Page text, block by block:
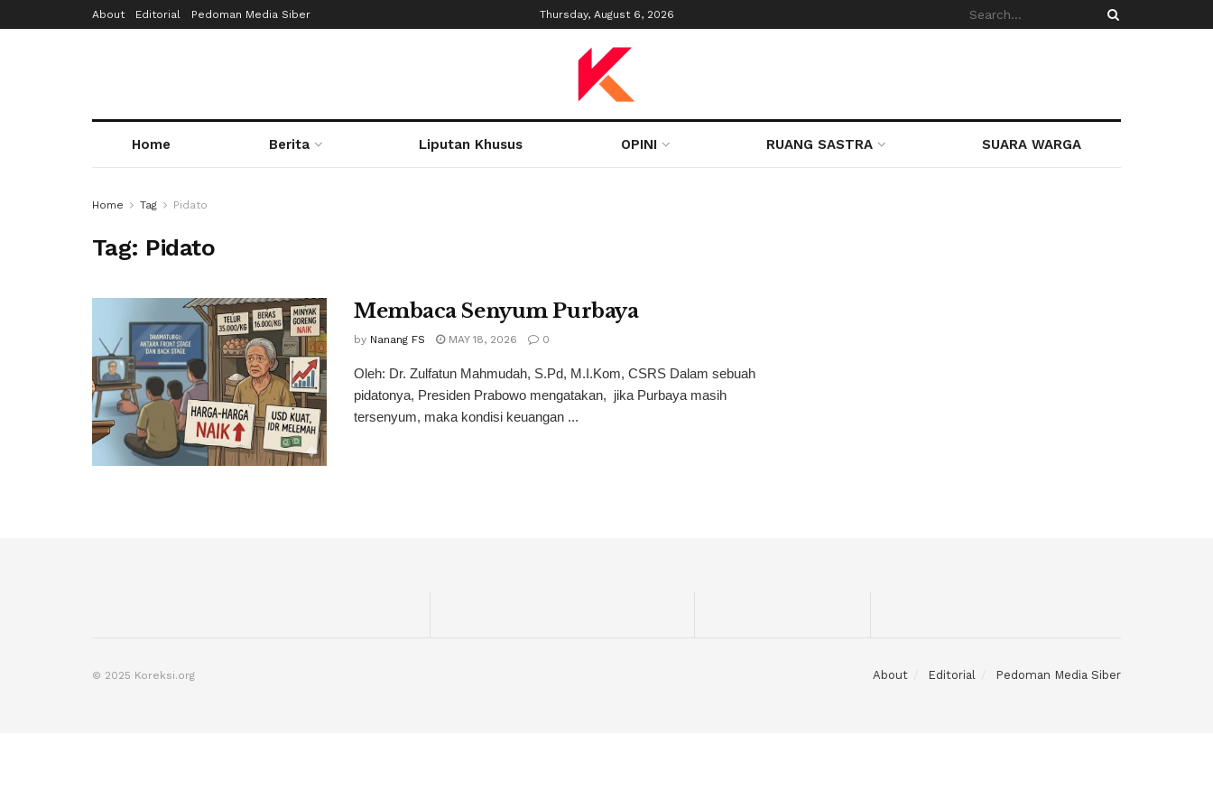
About Editorial Pedoman Media Siber Thursday, August 6, 2026
Home Berita Liputan Khusus OPINI RUANG SASTRA SUARA WARGA
Home Tag Pidato
Tag: Pidato
Membaca Senyum Purbaya
by Nanang FS MAY 18, 2026 0
Oleh: Dr. Zulfatun Mahmudah, S.Pd, M.I.Kom, CSRS Dalam sebuah
pidatonya, Presiden Prabowo mengatakan, jika Purbaya masih
tersenyum, maka kondisi keuangan ...
About Editorial Pedoman Media Siber
© 2025 Koreksi.org